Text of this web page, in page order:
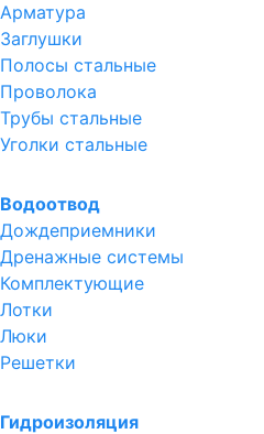
Арматура
Заглушки
Полосы стальные
Проволока
Трубы стальные
Уголки стальные
Водоотвод
Дождеприемники
Дренажные системы
Комплектующие
Лотки
Люки
Решетки
Гидроизоляция